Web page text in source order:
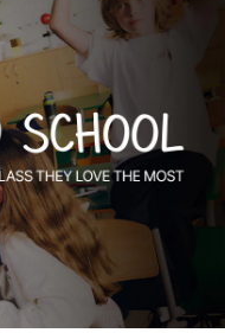
/ USD
/ GBP
/ EUR
/ CZK
/ EUR
/ EUR